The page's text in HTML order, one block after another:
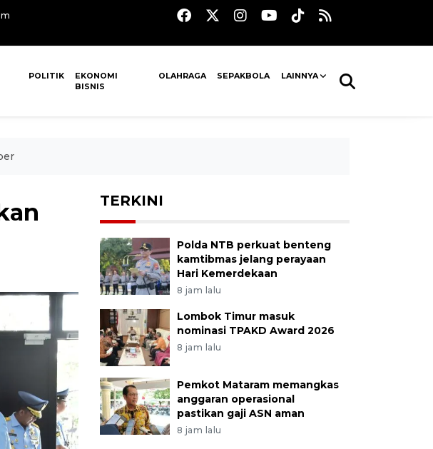
POLITIK
EKONOMI
BISNIS
OLAHRAGA SEPAKBOLA LAINNYA
TERKINI
Polda NTB perkuat benteng
kamtibmas jelang perayaan
Hari Kemerdekaan
8 jam lalu
Lombok Timur masuk
nominasi TPAKD Award 2026
8 jam lalu
Pemkot Mataram memangkas
anggaran operasional
pastikan gaji ASN aman
8 jam lalu